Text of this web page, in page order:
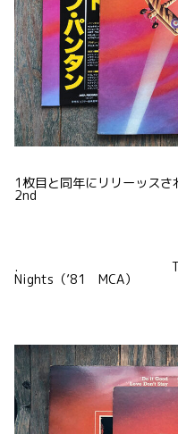
1枚目と同年にリリーッス
2nd
. Tygers Of
Nights（’81 MCA）